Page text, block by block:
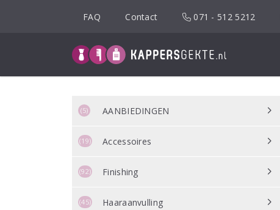
FAQ Contact 071 - 512 5212
AANBIEDINGEN
(5)
Accessoires
(19)
Finishing
(92)
Haaraanvulling
(45)